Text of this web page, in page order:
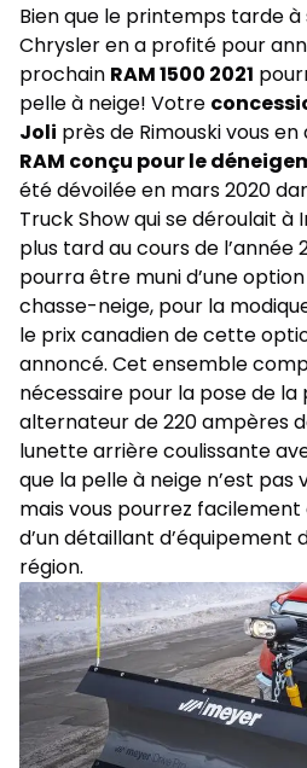
Bien que le printemps tarde à
Chrysler en a profité pour
prochain RAM 1500 2021
pelle à neige! Votre
Joli près de Rimouski vous
RAM conçu pour le
été dévoilée en mars 2020
Truck Show qui se déroulait à
plus tard au cours de l’année
pourra être muni d’une
chasse-neige, pour la
le prix canadien de cette
annoncé. Cet ensemble
nécessaire pour la pose de la
alternateur de 220 ampères
lunette arrière coulissante
que la pelle à neige n’est pas
mais vous pourrez
d’un détaillant d’équipement
région.